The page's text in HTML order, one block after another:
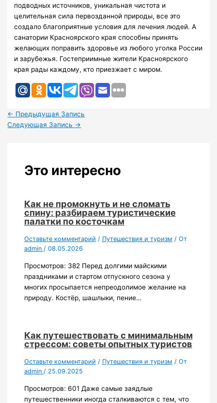
подводных источников, уникальная чистота и
целительная сила первозданной природы, все это
создало благоприятные условия для лечения людей. А
санатории Красноярского края способны принять
желающих поправить здоровье из любого уголка России
и зарубежья. Гостеприимные жители Красноярского
края рады каждому, кто приезжает с миром.
← Предыдущая Запись
Следующая Запись →
Это интересно
Как не промокнуть и не сломать
спину: разбираем туристические
палатки по косточкам
Оставьте комментарий / Путешествия и туризм / От
admin / 08.05.2026
Просмотров: 382 Перед долгими майскими
праздниками и стартом отпускного сезона у
многих просыпается непреодолимое желание на
природу. Костёр, шашлыки, пение…
Как путешествовать с минимальным
стрессом: советы опытных туристов
Оставьте комментарий / Путешествия и туризм / От
admin / 25.09.2025
Просмотров: 601 Даже самые заядлые
путешественники иногда сталкиваются с тем, что